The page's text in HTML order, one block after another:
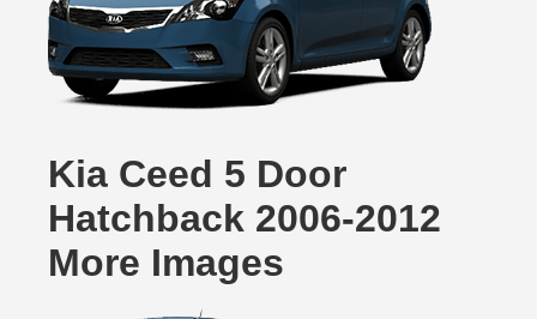
Kia Ceed 5 Door
Hatchback 2006-2012
More Images